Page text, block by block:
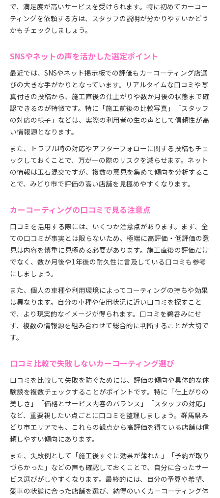
で、満足度が高いサービスを受けられます。特に初めてカーコー
ティングを依頼する方は、スタッフの説明が分かりやすいかどう
かもチェックしましょう。
SNSやネットの声を活かした選定ポイント
最近では、SNSやネット掲示板での評価もカーコーティング店選
びの大きな手がかりとなっています。リアルタイムな口コミや写
真付きの投稿から、施工直後の仕上がりや数か月後の状態まで確
認できるのが特徴です。特に「施工前後の比較写真」「スタッフ
の対応の様子」などは、実際の利用者の生の声として信頼性が高
い情報源となります。
また、トラブル時の対応やアフターフォローに関する投稿もチェ
ックしておくことで、万が一の際のリスクを減らせます。ネット
の情報は玉石混交ですが、複数の意見を集めて傾向を分析するこ
とで、みどり市で評価の高い店舗を見極めやすくなります。
カーコーティングの口コミで見る注意点
口コミを活用する際には、いくつか注意点があります。まず、全
ての口コミが事実とは限らないため、極端に高評価・低評価の意
見は内容を慎重に見極める必要があります。施工直後の評価だけ
でなく、数か月後や1年後の耐久性に言及している口コミも参考
にしましょう。
また、個人の車種や利用環境によってコーティングの持ちや効果
は異なります。自分の車種や使用状況に近い口コミを探すこと
で、より現実的なイメージが得られます。口コミを鵜呑みにせ
ず、複数の情報源を組み合わせて総合的に判断することが大切で
す。
口コミ比較で失敗しないカーコーティング選び
口コミを比較して失敗を防ぐためには、評価の傾向や具体的な体
験談を複数チェックすることがポイントです。特に「仕上がりの
美しさ」「価格とサービス内容のバランス」「スタッフの対応」
など、重要視したい点ごとに口コミを整理しましょう。群馬県み
どり市エリアでも、これらの観点から高評価を得ている店舗は信
頼しやすい傾向にあります。
また、失敗例として「施工後すぐに効果が薄れた」「予約が取り
づらかった」などの声も確認しておくことで、自分に合ったサー
ビス選びがしやすくなります。最終的には、自分の予算や希望、
愛車の状態に合った店舗を選び、納得のいくカーコーティング体